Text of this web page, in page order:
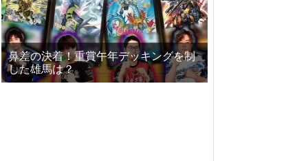
鼻差の決着！重賞午年デッキングを制
した雄馬は？